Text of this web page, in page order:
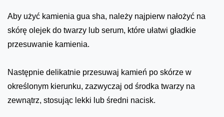
Aby użyć kamienia gua sha, należy najpierw nałożyć na
skórę olejek do twarzy lub serum, które ułatwi gładkie
przesuwanie kamienia.
Następnie delikatnie przesuwaj kamień po skórze w
określonym kierunku, zazwyczaj od środka twarzy na
zewnątrz, stosując lekki lub średni nacisk.